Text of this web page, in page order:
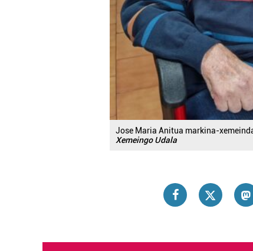
Jose Maria Anitua markina-
Xemeingo Udala